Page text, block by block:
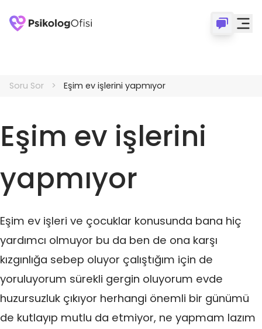
Soru Sor Eşim ev işlerini yapmıyor
Eşim ev işlerini
yapmıyor
Eşim ev işleri ve çocuklar konusunda bana hiç
yardımcı olmuyor bu da ben de ona karşı
kızgınlığa sebep oluyor çalıştığım için de
yoruluyorum sürekli gergin oluyorum evde
huzursuzluk çıkıyor herhangi önemli bir günümü
de kutlayıp mutlu da etmiyor, ne yapmam lazım